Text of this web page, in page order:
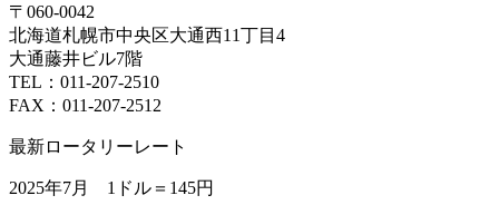
〒060-0042
北海道札幌市中央区大通西11丁目4
大通藤井ビル7階
TEL：011-207-2510
FAX：011-207-2512
最新ロータリーレート
2025年7月 1ドル＝ 145円